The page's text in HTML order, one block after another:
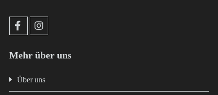
Mehr über uns
Über uns